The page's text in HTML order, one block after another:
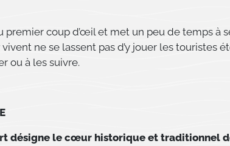
premier coup d’œil et met un peu de temps à
ne se lassent pas d’y jouer les touristes
ou à les suivre.
désigne le cœur historique et traditionnel